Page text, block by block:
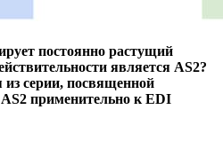
постоянно растущий
является AS2?
серии, посвященной
применительно к EDI